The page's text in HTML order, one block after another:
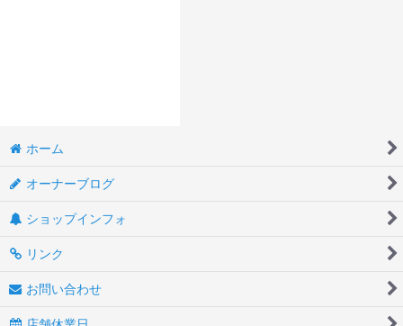
ホーム
オーナーブログ
ショップインフォ
リンク
お問い合わせ